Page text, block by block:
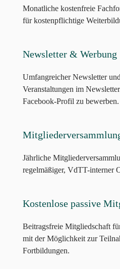
Monatliche kostenfreie
für kostenpflichtige
Newsletter & Werbung
Umfangreicher Newsletter
Veranstaltungen im
Facebook-Profil zu bewerben.
Jährliche
regelmäßiger, VdTT-interner
Kostenlose passive
Beitragsfreie Mitgliedschaft
mit der Möglichkeit zur
Fortbildungen.